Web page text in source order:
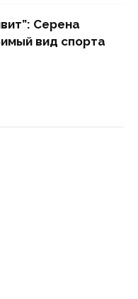
Серена
вид спорта